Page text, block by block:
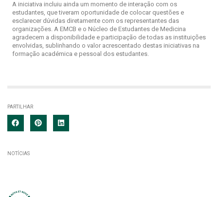
A iniciativa incluiu ainda um momento de interação com os
estudantes, que tiveram oportunidade de colocar questões e
esclarecer dúvidas diretamente com os representantes das
organizações. A EMCB e o Núcleo de Estudantes de Medicina
agradecem a disponibilidade e participação de todas as instituições
envolvidas, sublinhando o valor acrescentado destas iniciativas na
formação académica e pessoal dos estudantes.
PARTILHAR
NOTÍCIAS